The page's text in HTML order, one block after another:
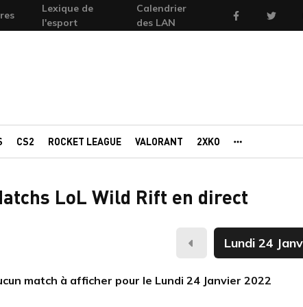
Lexique de
l'esport
Calendrier
des LAN
FacebookTwitter
CS2 ROCKET LEAGUE VALORANT 2XKO
LoL Wild Rift en direct
Hier
match à afficher pour le Lundi 24 Janvier 2022